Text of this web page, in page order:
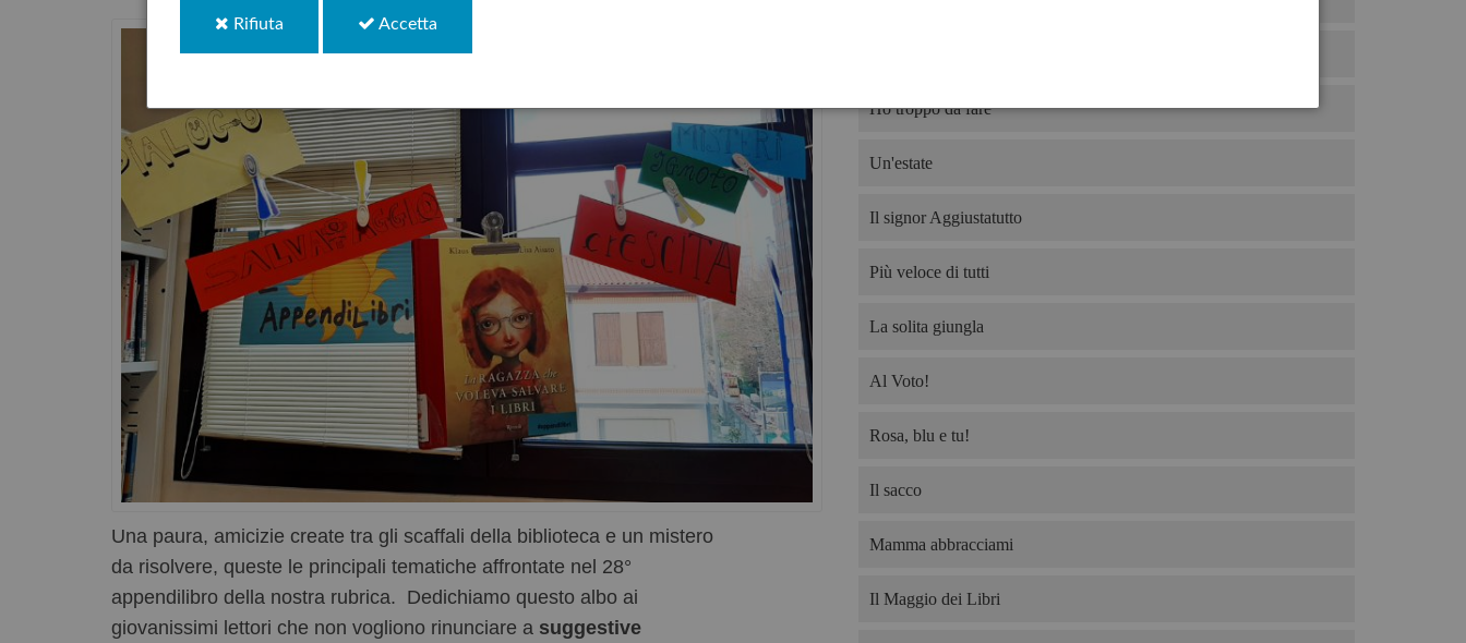
Rifiuta Accetta
Una paura, amicizie create tra gli scaffali della biblioteca e un mistero
da risolvere, queste le principali tematiche affrontate nel 28°
appendilibro della nostra rubrica. Dedichiamo questo albo ai
giovanissimi lettori che non vogliono rinunciare a suggestive
Ho troppo da fare
Un'estate
Il signor Aggiustatutto
Più veloce di tutti
La solita giungla
Al Voto!
Rosa, blu e tu!
Il sacco
Mamma abbracciami
Il Maggio dei Libri